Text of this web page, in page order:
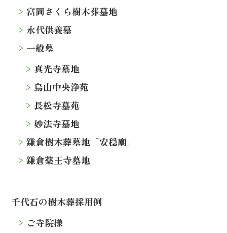
富岡さくら樹木葬墓地
永代供養墓
一般墓
真光寺墓地
烏山中央浄苑
長松寺墓苑
妙法寺墓地
鎌倉樹木葬墓地「安穏廟」
鎌倉薬王寺墓地
千代石の樹木葬採用例
ご寺院様